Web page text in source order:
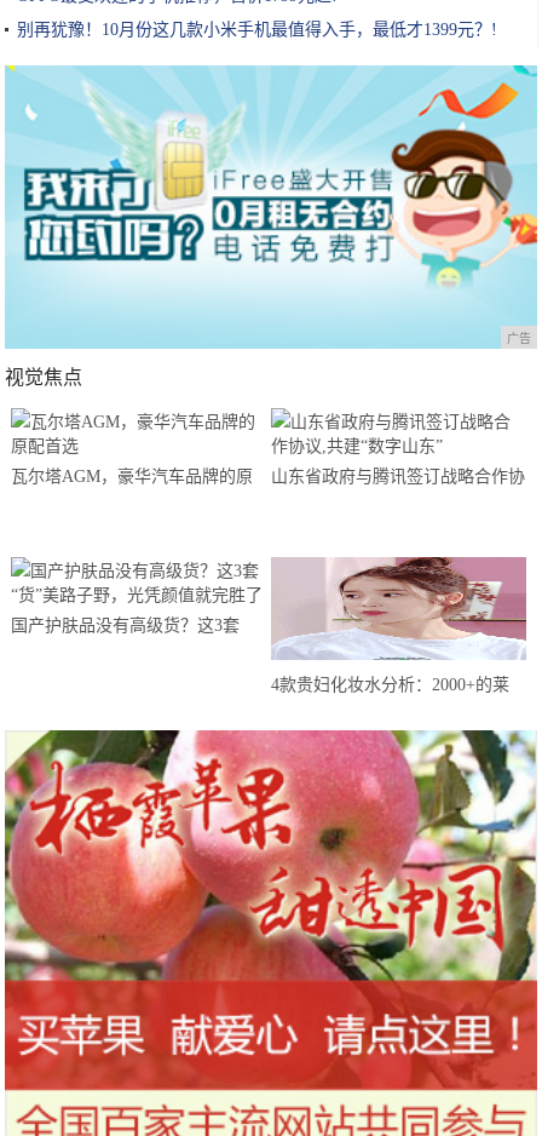
别再犹豫！10月份这几款小米手机最值得入手，最低才1399元？!
广告
视觉焦点
瓦尔塔AGM，豪华汽车品牌的原
山东省政府与腾讯签订战略合作协
国产护肤品没有高级货？这3套
4款贵妇化妆水分析：2000+的莱